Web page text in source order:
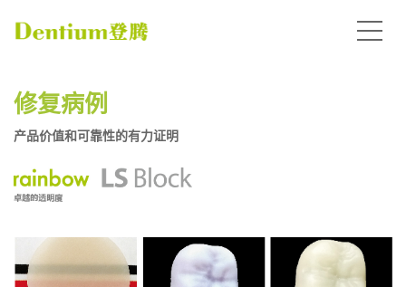
修复病例
产品价值和可靠性的有力证明